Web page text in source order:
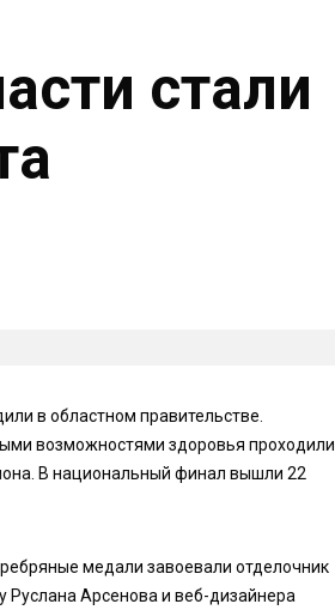
стали
в областном правительстве.
возможностями здоровья проходили
В национальный финал вышли 22
медали завоевали отделочник
Руслана Арсенова и веб-дизайнера